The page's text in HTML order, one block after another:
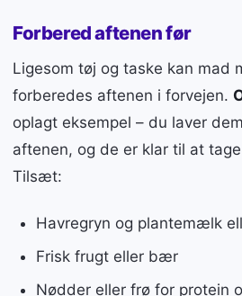
Forbered aftenen før
Ligesom tøj og taske kan mad
forberedes aftenen i forvejen.
oplagt eksempel – du laver
aftenen, og de er klar til at
Tilsæt:
Havregryn og plantemælk
Frisk frugt eller bær
Nødder eller frø for protein